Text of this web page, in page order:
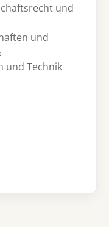
und
und
und Technik